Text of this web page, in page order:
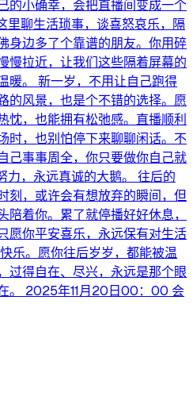
的小确幸，会把直播间变成一个
聊生活琐事，谈喜怒哀乐，隔
身边多了个靠谱的朋友。你用碎
慢拉近，让我们这些隔着屏幕的
暖。 新一岁，不用让自己跑得
的风景，也是个不错的选择。愿
忱，也能拥有松弛感。直播顺利
时，也别怕停下来聊聊闲话。不
己事事周全，你只要做你自己就
，永远真诚的大鹅。 往后的
刻，或许会有想放弃的瞬间，但
着你。累了就停播好好休息，
愿你平安喜乐，永远保有对生活
乐。愿你往后岁岁，都能被温
过得自在、尽兴，永远是那个眼
。 2025年11月20日00：00 会